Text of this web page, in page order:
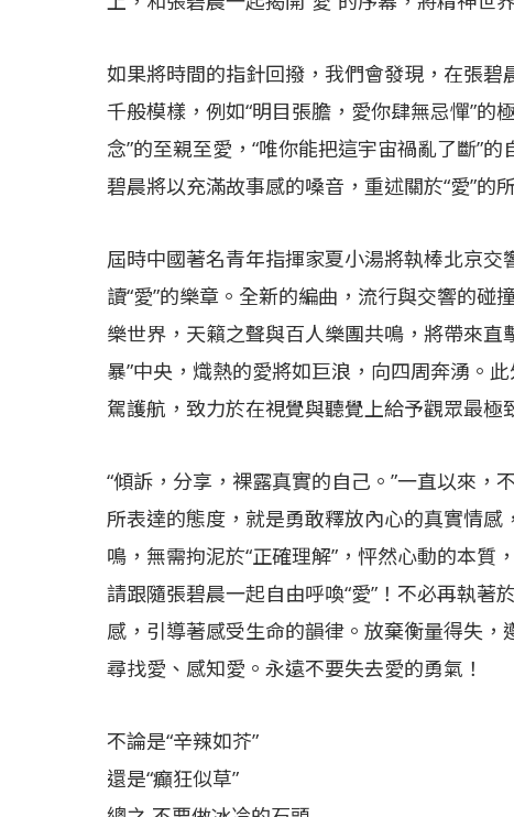
如果將時間的指針回撥，我們會發現，在張碧
千般模樣，例如“明目張膽，愛你肆無忌憚”的
念”的至親至愛，“唯你能把這宇宙禍亂了斷”
碧晨將以充滿故事感的嗓音，重述關於“愛”的
屆時中國著名青年指揮家夏小湯將執棒北京
讀“愛”的樂章。全新的編曲，流行與交響的碰
樂世界，天籟之聲與百人樂團共鳴，將帶來直
暴”中央，熾熱的愛將如巨浪，向四周奔湧。
駕護航，致力於在視覺與聽覺上給予觀眾最極
“傾訴，分享，裸露真實的自己。”一直以來，
所表達的態度，就是勇敢釋放內心的真實情
鳴，無需拘泥於“正確理解”，怦然心動的本質
請跟隨張碧晨一起自由呼喚“愛”！不必再執著
感，引導著感受生命的韻律。放棄衡量得失，
尋找愛、感知愛。永遠不要失去愛的勇氣！
不論是“辛辣如芥”
還是“癲狂似草”